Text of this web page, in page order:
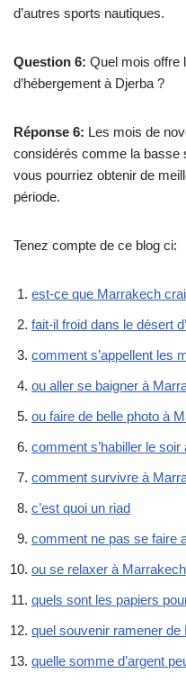
d’autres sports nautiques.
Question 6: Quel mois offre
d’hébergement à Djerba ?
Réponse 6: Les mois de
considérés comme la basse
vous pourriez obtenir de
période.
Tenez compte de ce blog ci:
est-ce que Marrakech
fait-il froid dans le désert
comment s’appellent les
ou aller se baigner à
ou faire de belle photo à
comment s’habiller le
comment survivre à
c’est quoi un riad
comment ne pas se faire
ou se relaxer à Marrakech
quels sont les papiers
quel souvenir ramener de
quelle somme d’argent